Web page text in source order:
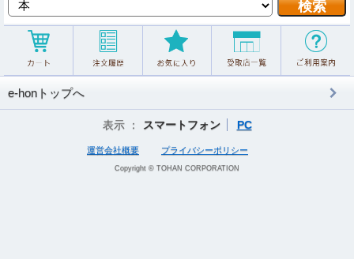
e-honトップへ
表示 ： スマートフォン PC
運営会社概要 プライバシーポリシー
Copyright © TOHAN CORPORATION